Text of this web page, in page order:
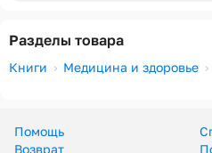
Разделы товара
Книги Медицина и здоровье
Помощь
Возврат